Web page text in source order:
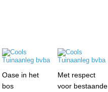
Oase in het
bos
Met respect
voor bestaande